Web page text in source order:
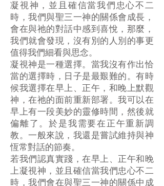
凝視神，並且確信當我們忠心不二
時，我們與聖三一神的關係會成長，
會在與祂的對話中感到喜悅，那麼，
我們就會發現，沒有別的人別的事更
值得我們細看與思念。
凝視神是一種選擇。當我沒有作出恰
當的選擇時，日子是最艱難的。有時
候我選擇在早上、正午，和晚上默觀
神，在祂的面前重新部署。我可以在
早上有一段美妙的靈修時間，然後就
偏離了。於是我需要在正午重新調
教。一般來說，我還是嘗試維持與神
恆常對話的節奏。
若我們認真實踐，在早上、正午和晚
上凝視神，並且確信當我們忠心不二
時，我們會在與聖三一神的關係中成